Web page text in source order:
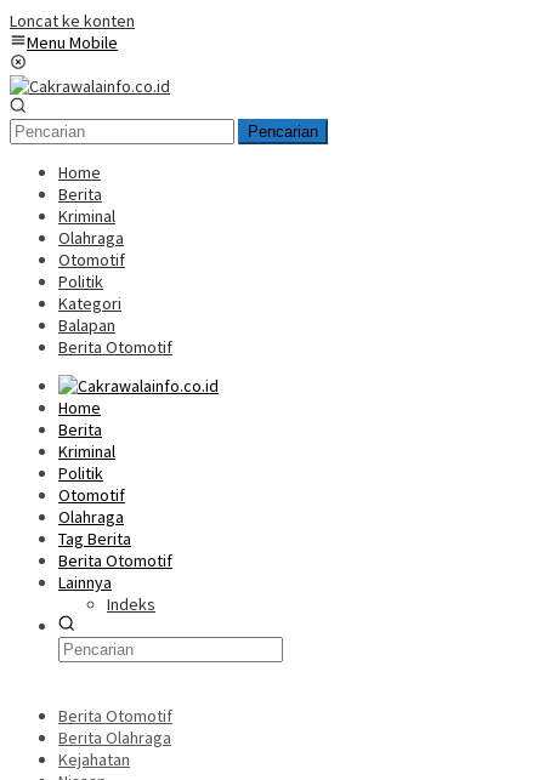
Loncat ke konten
Menu Mobile
Pencarian
Home
Berita
Kriminal
Olahraga
Otomotif
Politik
Kategori
Balapan
Berita Otomotif
Home
Berita
Kriminal
Politik
Otomotif
Olahraga
Tag Berita
Berita Otomotif
Lainnya
Indeks
Berita Otomotif
Berita Olahraga
Kejahatan